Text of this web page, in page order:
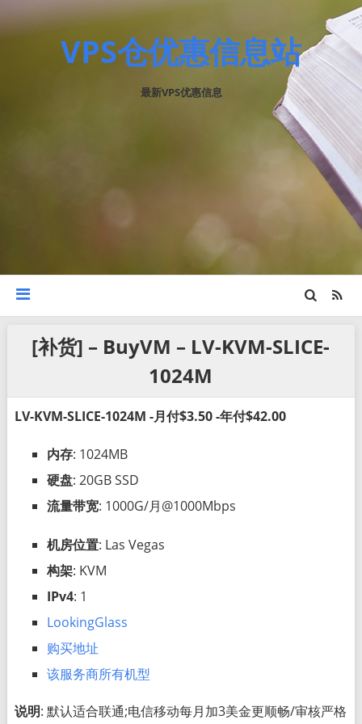
VPS仓优惠信息站
最新VPS优惠信息
[补货] – BuyVM – LV-KVM-SLICE-
1024M
LV-KVM-SLICE-1024M -月付$3.50 -年付$42.00
内存: 1024MB
硬盘: 20GB SSD
流量带宽: 1000G/月@1000Mbps
机房位置: Las Vegas
构架: KVM
IPv4: 1
LookingGlass
购买地址
该服务商所有机型
说明: 默认适合联通;电信移动每月加3美金更顺畅/审核严格